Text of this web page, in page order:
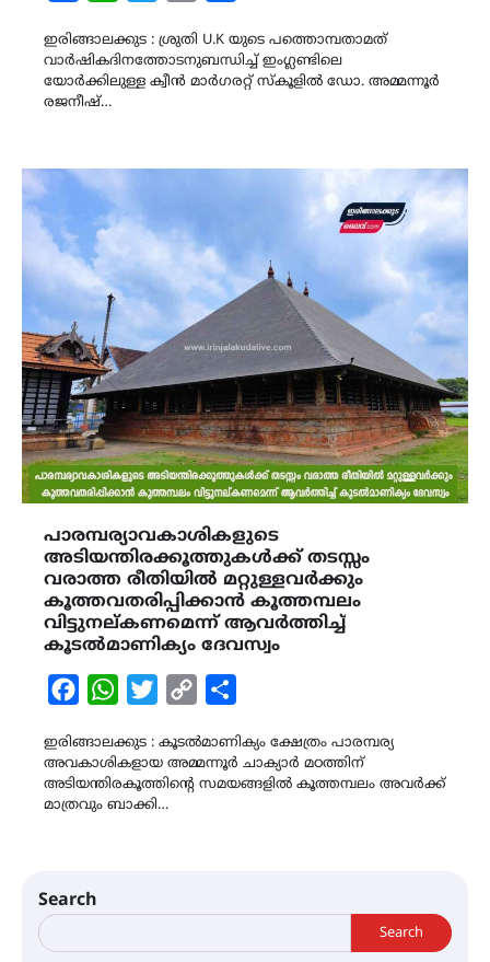
ഇരിങ്ങാലക്കുട : ശ്രുതി U.K യുടെ പത്തൊമ്പതാമത്
വാർഷികദിനത്തോടനുബന്ധിച്ച് ഇംഗ്ലണ്ടിലെ
യോർക്കിലുള്ള ക്വീൻ മാർഗരറ്റ് സ്കൂളിൽ ഡോ. അമ്മന്നൂർ
രജനീഷ്…
പാരമ്പര്യാവകാശികളുടെ
അടിയന്തിരക്കൂത്തുകൾക്ക് തടസ്സം
വരാത്ത രീതിയിൽ മറ്റുള്ളവർക്കും
കൂത്തവതരിപ്പിക്കാൻ കൂത്തമ്പലം
വിട്ടുനല്കണമെന്ന് ആവർത്തിച്ച്
കൂടൽമാണിക്യം ദേവസ്വം
FacebookWhatsAppTwitterCopy
ഇരിങ്ങാലക്കുട : കൂടൽമാണിക്യം ക്ഷേത്രം പാരമ്പര്യ
അവകാശികളായ അമ്മന്നൂർ ചാക്യാർ മഠത്തിന്
അടിയന്തിരകൂത്തിന്റെ സമയങ്ങളിൽ കൂത്തമ്പലം അവർക്ക്
മാത്രവും ബാക്കി…
Search
Search